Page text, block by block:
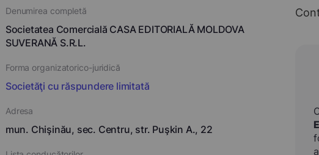
Denumirea completă
Societatea Comercială CASA EDITORIALĂ MOLDOVA
SUVERANĂ S.R.L.
Forma organizatorico-juridică
Societăţi cu răspundere limitată
Adresa
mun. Chişinău, sec. Centru, str. Puşkin A., 22